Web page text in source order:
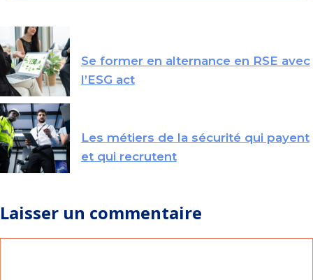
Se former en alternance en RSE avec
l’ESG act
Les métiers de la sécurité qui payent
et qui recrutent
Laisser un commentaire